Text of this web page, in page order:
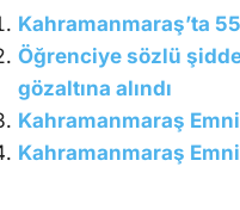
Kahramanmaraş’ta
Öğrenciye sözlü
gözaltına alındı
Kahramanmaraş
Kahramanmaraş